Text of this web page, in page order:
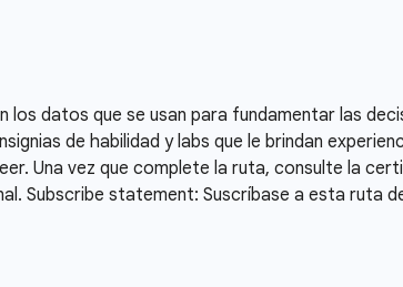
datos que se usan para fundamentar las
de habilidad y labs que le brindan
Una vez que complete la ruta, consulte la
Subscribe statement: Suscríbase a esta ruta